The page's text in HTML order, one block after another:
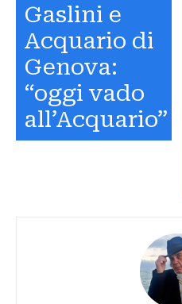
Gaslini e
Acquario di
Genova:
“oggi vado
all’Acquario”